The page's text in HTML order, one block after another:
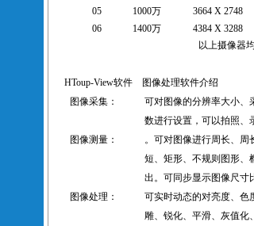
05 1000万 3664 X 2748
06 1400万 4384 X 3288
以上摄像器
HToup-View软件
图像处理软件介绍
图像采集：
可对图像的分辨率大小、
数进行设置，可以拍照、
图像测量：
。可对图像进行周长、周
短、矩形、不规则图形、
出。可同步显示图像尺寸
图像处理：
可实时动态的对亮度、色
雕、锐化、平滑、灰值化